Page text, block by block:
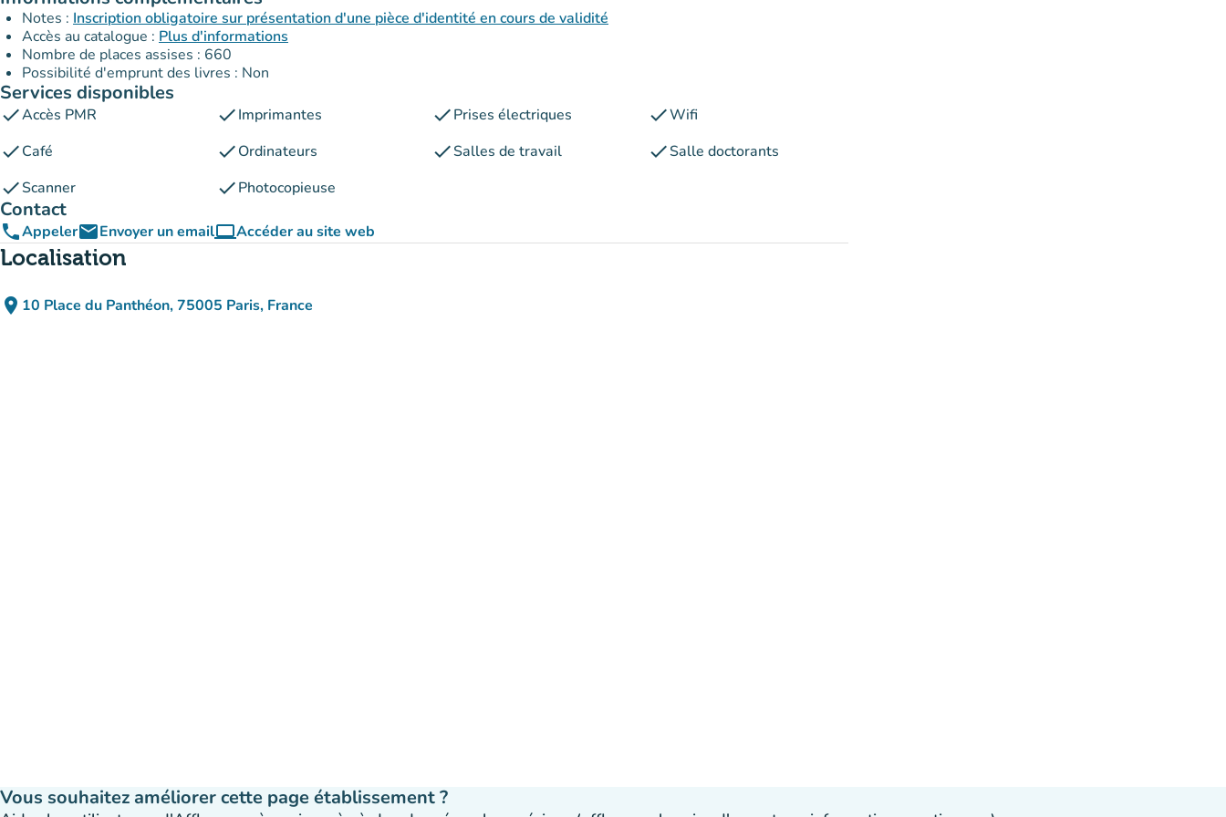
Notes : Inscription obligatoire sur présentation d'une pièce d'identité en cours de validité
Accès au catalogue : Plus d'informations
Nombre de places assises : 660
Possibilité d'emprunt des livres : Non
Services disponibles
checkAccès PMR checkImprimantes checkPrises électriques checkWifi
checkCafé checkOrdinateurs checkSalles de travail checkSalle doctorants
checkScanner checkPhotocopieuse
Contact
phoneAppeleremailEnvoyer un emailcomputerAccéder au site web
(nouvel onglet)
Localisation
place 10 Place du Panthéon, 75005 Paris, France
(ouvrir dans Google Maps)
(nouvel onglet)
Vous souhaitez améliorer cette page établissement ?